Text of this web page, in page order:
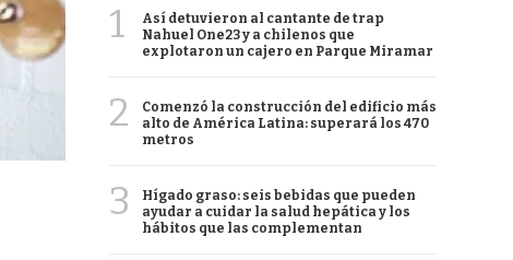
1
Así detuvieron al cantante de trap
Nahuel One23 y a chilenos que
explotaron un cajero en Parque Miramar
2
Comenzó la construcción del edificio más
alto de América Latina: superará los 470
metros
3
Hígado graso: seis bebidas que pueden
ayudar a cuidar la salud hepática y los
hábitos que las complementan